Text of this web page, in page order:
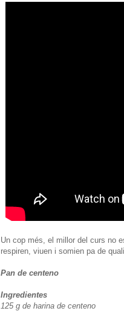
Un cop més, el millor del curs no
respiren, viuen i somien pa de
Pan de centeno
Ingredientes
125 g de harina de centeno